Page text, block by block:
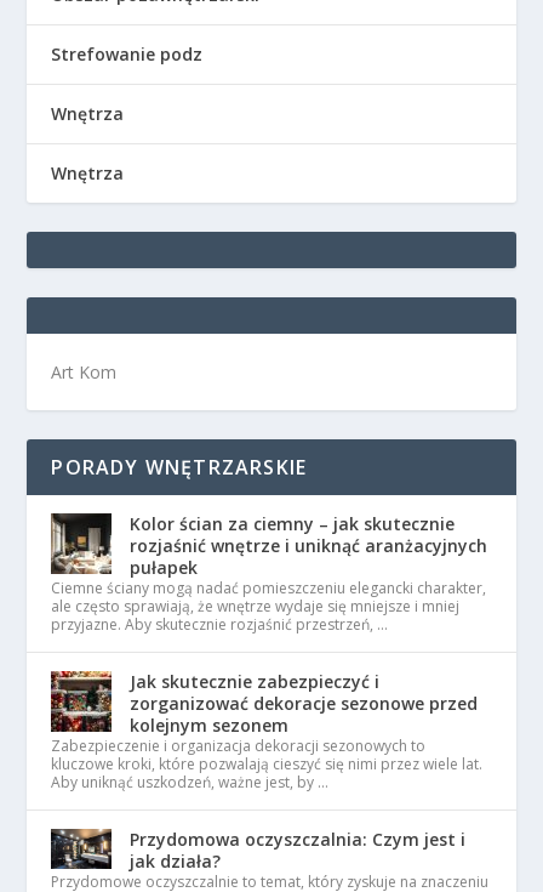
Strefowanie podz
Wnętrza
Wnętrza
Art Kom
PORADY WNĘTRZARSKIE
Kolor ścian za ciemny – jak skutecznie
rozjaśnić wnętrze i uniknąć aranżacyjnych
pułapek
Ciemne ściany mogą nadać pomieszczeniu elegancki charakter,
ale często sprawiają, że wnętrze wydaje się mniejsze i mniej
przyjazne. Aby skutecznie rozjaśnić przestrzeń, …
Jak skutecznie zabezpieczyć i
zorganizować dekoracje sezonowe przed
kolejnym sezonem
Zabezpieczenie i organizacja dekoracji sezonowych to
kluczowe kroki, które pozwalają cieszyć się nimi przez wiele lat.
Aby uniknąć uszkodzeń, ważne jest, by …
Przydomowa oczyszczalnia: Czym jest i
jak działa?
Przydomowe oczyszczalnie to temat, który zyskuje na znaczeniu